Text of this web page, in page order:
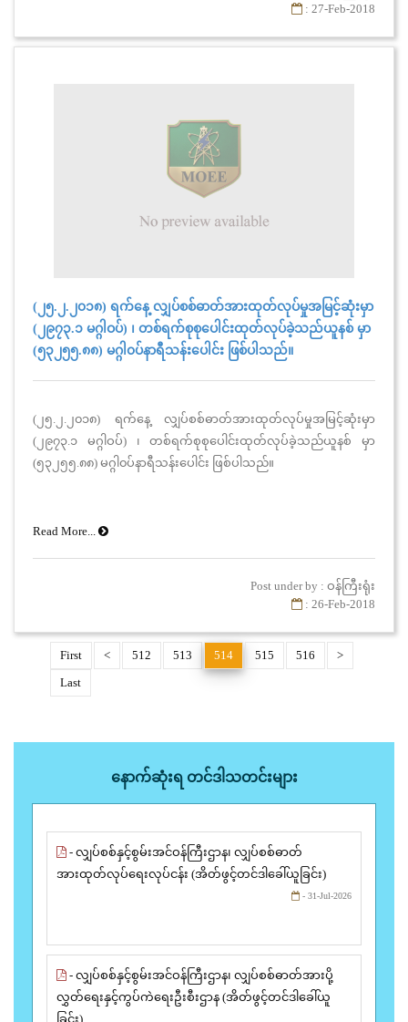
: 27-Feb-2018
(၂၅.၂.၂၀၁၈) ရက်နေ့ လျှပ်စစ်ဓာတ်အားထုတ်လုပ်မှုအမြင့်ဆုံးမှာ
(၂၉၇၃.၁ မဂ္ဂါဝပ်) ၊ တစ်ရက်စုစုပေါင်းထုတ်လုပ်ခဲ့သည်ယူနစ် မှာ
(၅၃၂၅၅.၈၈) မဂ္ဂါ၀ပ်နာရီသန်းပေါင်း ဖြစ်ပါသည်။
(၂၅.၂.၂၀၁၈) ရက်နေ့ လျှပ်စစ်ဓာတ်အားထုတ်လုပ်မှုအမြင့်ဆုံးမှာ
(၂၉၇၃.၁ မဂ္ဂါဝပ်) ၊ တစ်ရက်စုစုပေါင်းထုတ်လုပ်ခဲ့သည်ယူနစ် မှာ
(၅၃၂၅၅.၈၈) မဂ္ဂါ၀ပ်နာရီသန်းပေါင်း ဖြစ်ပါသည်။
Read More...
Post under by : ဝန်ကြီးရုံး
: 26-Feb-2018
First < 512 513 514 515 516
>
Last
နောက်ဆုံးရ တင်ဒါသတင်းများ
- လျှပ်စစ်နှင့်စွမ်းအင်ဝန်ကြီးဌာန၊ လျှပ်စစ်ဓာတ်
အားထုတ်လုပ်ရေးလုပ်ငန်း (အိတ်ဖွင့်တင်ဒါခေါ်ယူခြင်း)
- 31-Jul-2026
- လျှပ်စစ်နှင့်စွမ်းအင်ဝန်ကြီးဌာန၊ လျှပ်စစ်ဓာတ်အားပို့
လွှတ်ရေးနှင့်ကွပ်ကဲရေးဦးစီးဌာန (အိတ်ဖွင့်တင်ဒါခေါ်ယူ
ခြင်း)